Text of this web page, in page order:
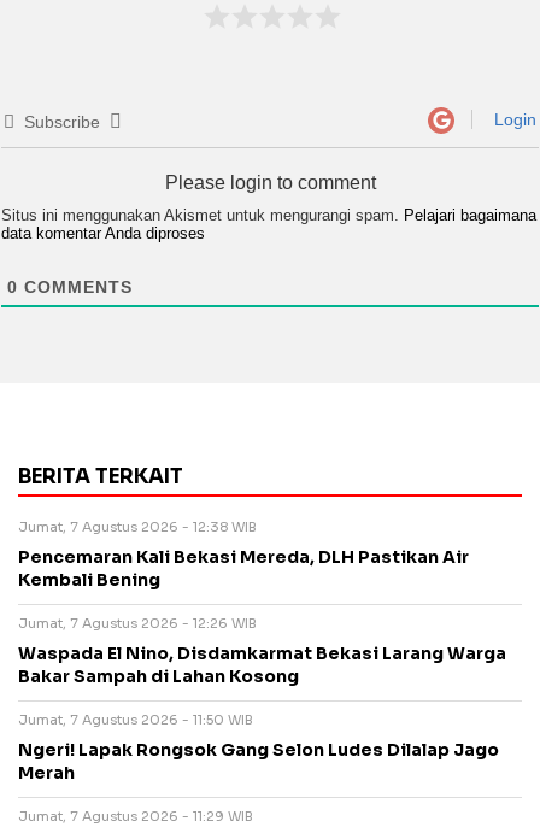
Subscribe Login
Please login to comment
Situs ini menggunakan Akismet untuk mengurangi spam.
Pelajari bagaimana
data komentar Anda diproses
0 COMMENTS
BERITA TERKAIT
Jumat, 7 Agustus 2026 - 12:38 WIB
Pencemaran Kali Bekasi Mereda, DLH Pastikan Air
Kembali Bening
Jumat, 7 Agustus 2026 - 12:26 WIB
Waspada El Nino, Disdamkarmat Bekasi Larang Warga
Bakar Sampah di Lahan Kosong
Jumat, 7 Agustus 2026 - 11:50 WIB
Ngeri! Lapak Rongsok Gang Selon Ludes Dilalap Jago
Merah
Jumat, 7 Agustus 2026 - 11:29 WIB